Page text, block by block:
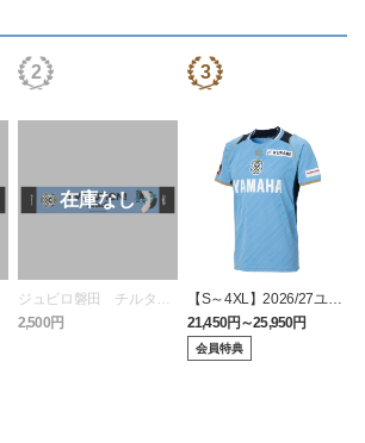
ジュビロ磐田 チルタリ
ス タオルマフラー
2,500円
【S～4XL】2026/27ユニ
フォーム オーセンティッ
クモデル:FP1st
21,450円～25,950円
会員特典